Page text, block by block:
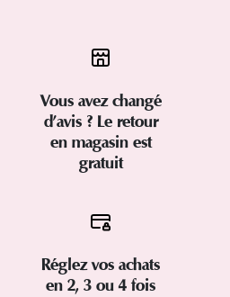
Vous avez changé
d’avis ? Le retour
en magasin est
gratuit
Réglez vos achats
en 2, 3 ou 4 fois